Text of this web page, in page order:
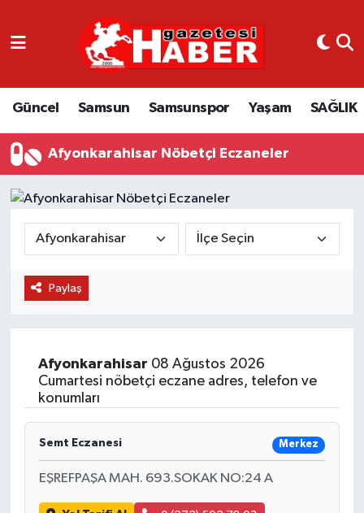
Güncel Samsun Samsunspor Yaşam SAĞLIK
Afyonkarahisar Nöbetçi Eczaneler
Paylaş
Afyonkarahisar 08 Ağustos 2026
Cumartesi nöbetçi eczane adres, telefon ve
konumları
Semt Eczanesi Merkez
EŞREFPAŞA MAH. 693.SOKAK NO:24 A
GÜNCEL
SAMSUN
YAŞAM